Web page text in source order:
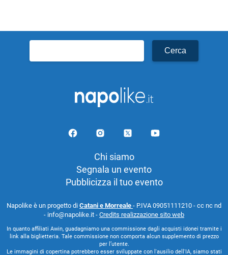
per:
Chi siamo
Segnala un evento
Pubblicizza il tuo evento
Napolike è un progetto di Catani e Morreale - P.IVA 09051111210 - cc nc nd
- info@napolike.it - Credits realizzazione sito web
In quanto affiliati Awin, guadagniamo una commissione dagli acquisti idonei tramite i
link alla biglietteria. Tale commissione non comporta alcun supplemento di prezzo
per l’utente.
Le immagini di copertina potrebbero esser sviluppate con l'ausilio dell'IA, siamo stati